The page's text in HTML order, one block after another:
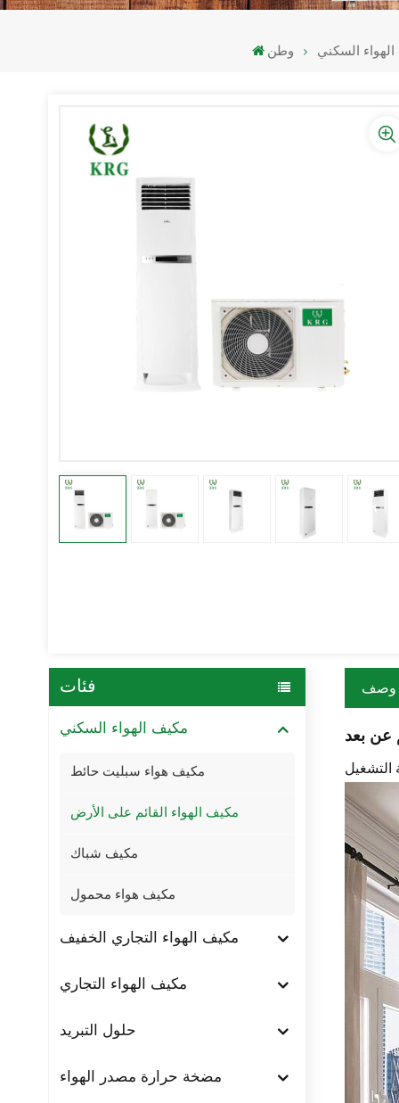
وطن السكني
فئات
مكيف الهواء السكني
مكيف هواء سبليت حائط
مكيف الهواء القائم على الأرض
مكيف شباك
مكيف هواء محمول
مكيف الهواء التجاري الخفيف
مكيف الهواء التجاري
حلول التبريد
مضخة حرارة مصدر الهواء
وصف